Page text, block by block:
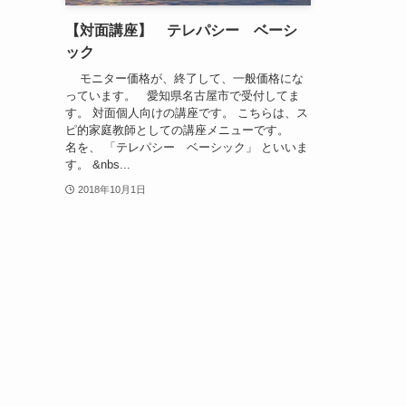
【対面講座】 テレパシー ベーシ
ック
モニター価格が、終了して、一般価格にな
っています。 愛知県名古屋市で受付してま
す。 対面個人向けの講座です。 こちらは、ス
ピ的家庭教師としての講座メニューです。
名を、 「テレパシー ベーシック」 といいま
す。 &nbs...
2018年10月1日